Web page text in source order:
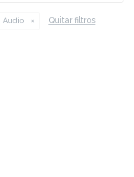
Audio Quitar filtros